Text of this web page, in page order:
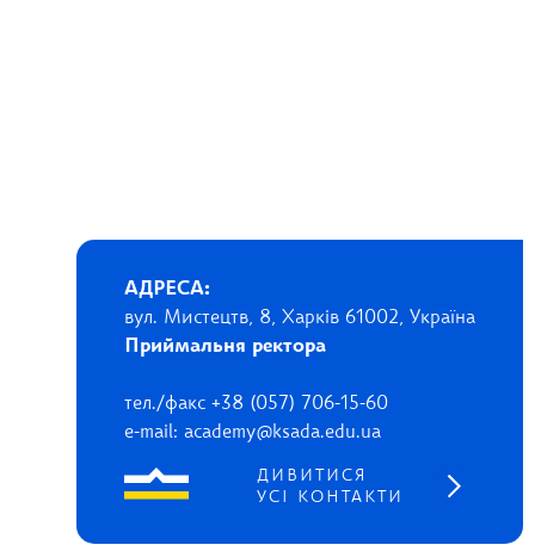
АДРЕСА:
вул. Мистецтв, 8, Харків 61002, Україна
Приймальня ректора
тел./факс +38 (057) 706-15-60
e-mail: academy@ksada.edu.ua
ДИВИТИСЯ
УСІ КОНТАКТИ